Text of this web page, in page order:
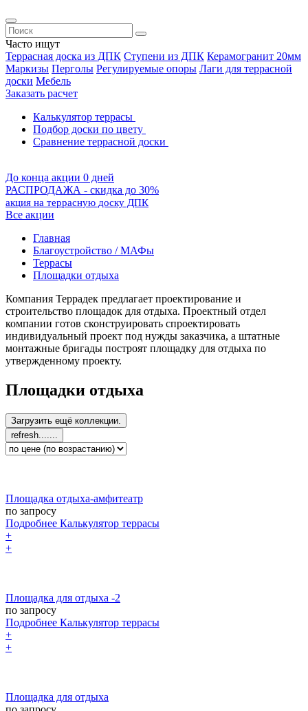
Часто ищут
Террасная доска из ДПК Ступени из ДПК Керамогранит 20мм
Маркизы Перголы Регулируемые опоры Лаги для террасной
доски Мебель
Заказать расчет
Калькулятор террасы
Подбор доски по цвету
Сравнение террасной доски
До конца акции 0 дней
РАСПРОДАЖА - скидка до 30%
акция на террасную доску ДПК
Все акции
Главная
Благоустройство / МАФы
Террасы
Площадки отдыха
Компания Террадек предлагает проектирование и
строительство площадок для отдыха. Проектный отдел
компании готов сконструировать спроектировать
индивидуальный проект под нужды заказчика, а штатные
монтажные бригады построят площадку для отдыха по
утвержденному проекту.
Площадки отдыха
Площадка отдыха-амфитеатр
по запросу
Подробнее Калькулятор террасы
+
+
Площадка для отдыха -2
по запросу
Подробнее Калькулятор террасы
+
+
Площадка для отдыха